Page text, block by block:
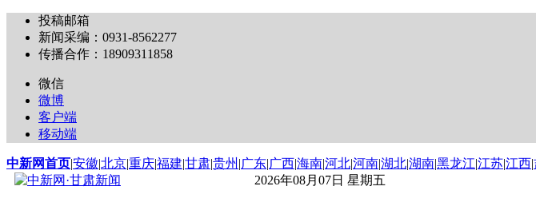
投稿邮箱
新闻采编：0931-8562277
传播合作：18909311858
微信
微博
客户端
移动端
中新网首页|安徽|北京|重庆|福建|甘肃|贵州 |广东|广西|海南|河北|河南|湖北|湖南|黑龙江|江苏|江西|
2026年08月07日 星期五